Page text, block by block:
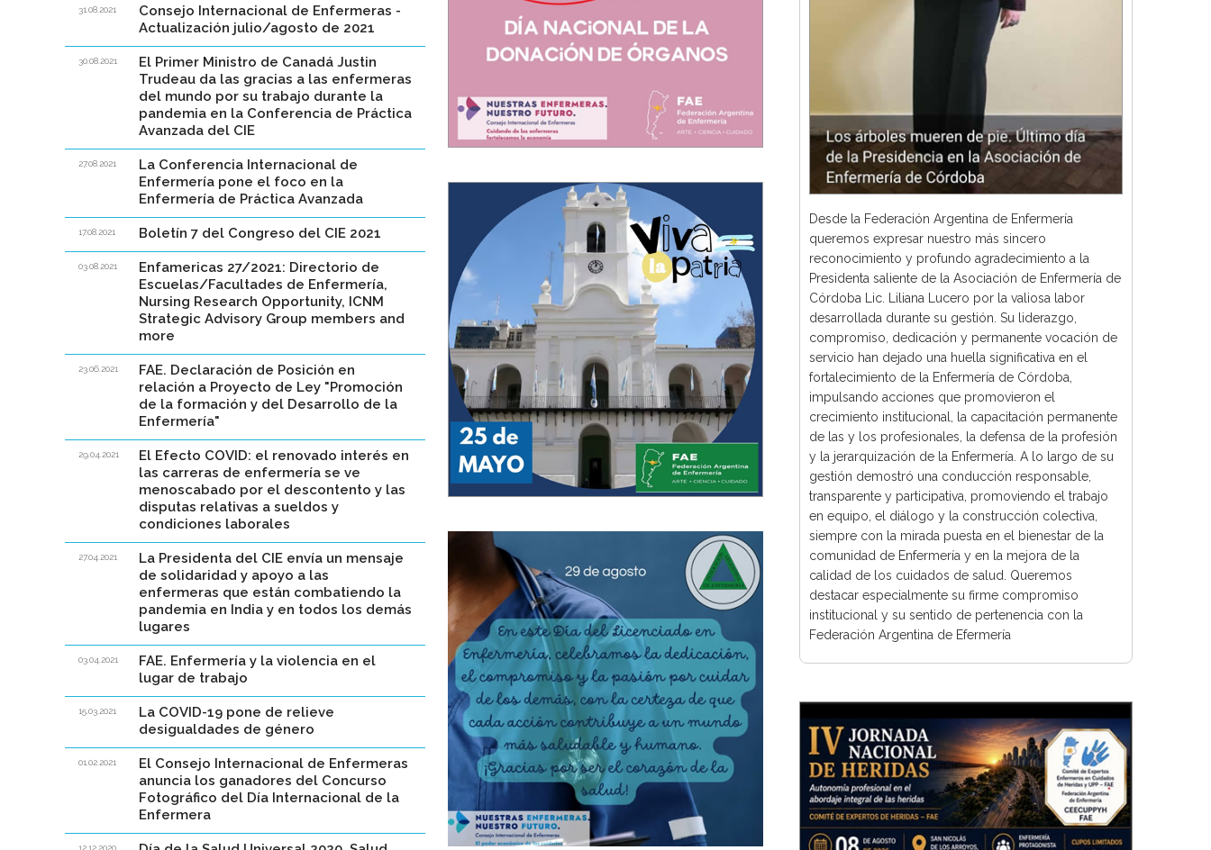
31.08.2021
Consejo Internacional de Enfermeras -
Actualización julio/agosto de 2021
30.08.2021
El Primer Ministro de Canadá Justin
Trudeau da las gracias a las enfermeras
del mundo por su trabajo durante la
pandemia en la Conferencia de Práctica
Avanzada del CIE
27.08.2021
La Conferencia Internacional de
Enfermería pone el foco en la
Enfermería de Práctica Avanzada
17.08.2021 Boletín 7 del Congreso del CIE 2021
03.08.2021
Enfamericas 27/2021: Directorio de
Escuelas/Facultades de Enfermería,
Nursing Research Opportunity, ICNM
Strategic Advisory Group members and
more
23.06.2021
FAE. Declaración de Posición en
relación a Proyecto de Ley "Promoción
de la formación y del Desarrollo de la
Enfermería"
29.04.2021
El Efecto COVID: el renovado interés en
las carreras de enfermería se ve
menoscabado por el descontento y las
disputas relativas a sueldos y
condiciones laborales
27.04.2021
La Presidenta del CIE envía un mensaje
de solidaridad y apoyo a las
enfermeras que están combatiendo la
pandemia en India y en todos los demás
lugares
03.04.2021
FAE. Enfermería y la violencia en el
lugar de trabajo
15.03.2021
La COVID-19 pone de relieve
desigualdades de género
01.02.2021
El Consejo Internacional de Enfermeras
anuncia los ganadores del Concurso
Fotográfico del Día Internacional de la
Enfermera
12.12.2020
Desde la Federación Argentina de Enfermería
queremos expresar nuestro más sincero
reconocimiento y profundo agradecimiento a la
Presidenta saliente de la Asociación de Enfermería de
Córdoba Lic. Liliana Lucero por la valiosa labor
desarrollada durante su gestión. Su liderazgo,
compromiso, dedicación y permanente vocación de
servicio han dejado una huella significativa en el
fortalecimiento de la Enfermería de Córdoba,
impulsando acciones que promovieron el
crecimiento institucional, la capacitación permanente
de las y los profesionales, la defensa de la profesión
y la jerarquización de la Enfermería. A lo largo de su
gestión demostró una conducción responsable,
transparente y participativa, promoviendo el trabajo
en equipo, el diálogo y la construcción colectiva,
siempre con la mirada puesta en el bienestar de la
comunidad de Enfermería y en la mejora de la
calidad de los cuidados de salud. Queremos
destacar especialmente su firme compromiso
institucional y su sentido de pertenencia con la
Federación Argentina de Efermería